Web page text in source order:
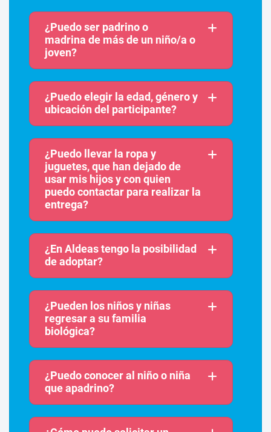
¿Puedo ser padrino o
madrina de más de un niño/a o
joven?
¿Puedo elegir la edad, género y
ubicación del participante?
¿Puedo llevar la ropa y
juguetes, que han dejado de
usar mis hijos y con quien
puedo contactar para realizar la
entrega?
¿En Aldeas tengo la posibilidad
de adoptar?
¿Pueden los niños y niñas
regresar a su familia
biológica?
¿Puedo conocer al niño o niña
que apadrino?